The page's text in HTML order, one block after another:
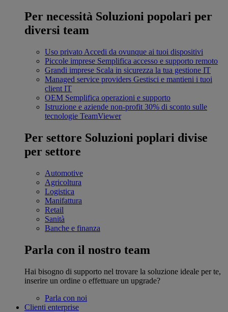
Per necessità Soluzioni popolari per
diversi team
Uso privato Accedi da ovunque ai tuoi dispositivi
Piccole imprese Semplifica accesso e supporto remoto
Grandi imprese Scala in sicurezza la tua gestione IT
Managed service providers Gestisci e mantieni i tuoi
client IT
OEM Semplifica operazioni e supporto
Istruzione e aziende non-profit 30% di sconto sulle
tecnologie TeamViewer
Per settore Soluzioni poplari divise
per settore
Automotive
Agricoltura
Logistica
Manifattura
Retail
Sanità
Banche e finanza
Parla con il nostro team
Hai bisogno di supporto nel trovare la soluzione ideale per te,
inserire un ordine o effettuare un upgrade?
Parla con noi
Clienti enterprise